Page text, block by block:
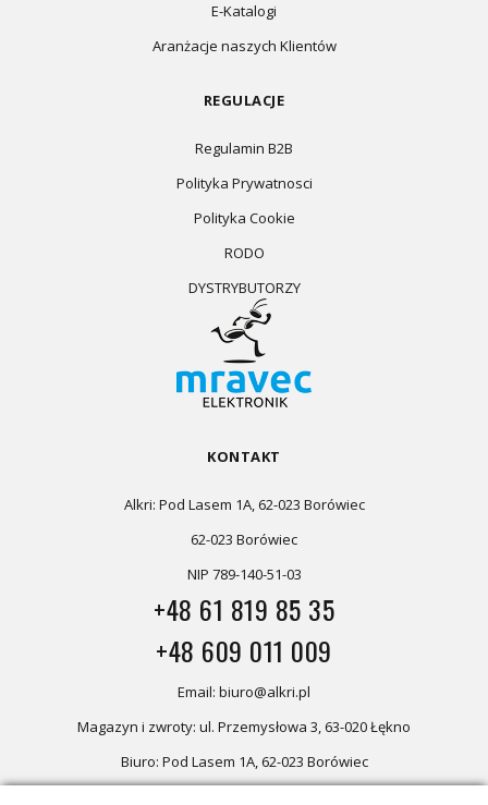
E-Katalogi
Aranżacje naszych Klientów
REGULACJE
Regulamin B2B
Polityka Prywatnosci
Polityka Cookie
RODO
DYSTRYBUTORZY
KONTAKT
Alkri: Pod Lasem 1A, 62-023 Borówiec
62-023 Borówiec
NIP 789-140-51-03
+48 61 819 85 35
+48 609 011 009
Email: biuro@alkri.pl
Magazyn i zwroty: ul. Przemysłowa 3, 63-020 Łękno
Biuro: Pod Lasem 1A, 62-023 Borówiec